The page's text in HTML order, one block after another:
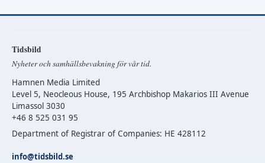
Tidsbild
Nyheter och samhällsbevakning för vår tid.
Hamnen Media Limited
Level 5, Neocleous House, 195 Archbishop Makarios III Avenue
Limassol 3030
+46 8 525 031 95
Department of Registrar of Companies: HE 428112
info@tidsbild.se